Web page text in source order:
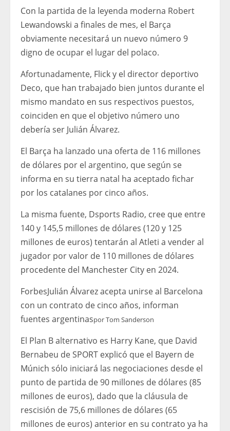
Con la partida de la leyenda moderna Robert
Lewandowski a finales de mes, el Barça
obviamente necesitará un nuevo número 9
digno de ocupar el lugar del polaco.
Afortunadamente, Flick y el director deportivo
Deco, que han trabajado bien juntos durante el
mismo mandato en sus respectivos puestos,
coinciden en que el objetivo número uno
debería ser Julián Álvarez.
El Barça ha lanzado una oferta de 116 millones
de dólares por el argentino, que según se
informa en su tierra natal ha aceptado fichar
por los catalanes por cinco años.
La misma fuente, Dsports Radio, cree que entre
140 y 145,5 millones de dólares (120 y 125
millones de euros) tentarán al Atleti a vender al
jugador por valor de 110 millones de dólares
procedente del Manchester City en 2024.
ForbesJulián Álvarez acepta unirse al Barcelona
con un contrato de cinco años, informan
fuentes argentinasporTom Sanderson
El Plan B alternativo es Harry Kane, que David
Bernabeu de SPORT explicó que el Bayern de
Múnich sólo iniciará las negociaciones desde el
punto de partida de 90 millones de dólares (85
millones de euros), dado que la cláusula de
rescisión de 75,6 millones de dólares (65
millones de euros) anterior en su contrato ya ha